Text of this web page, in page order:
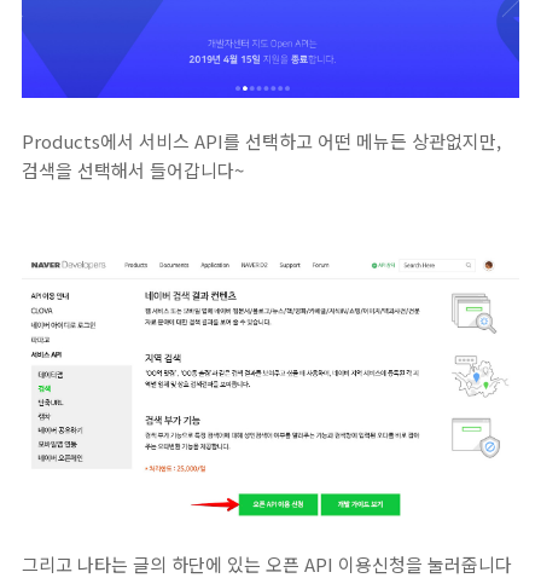
Products에서 서비스 API를 선택하고 어떤 메뉴든 상관없지만,
검색을 선택해서 들어갑니다~
그리고 나타는 글의 하단에 있는 오픈 API 이용신청을 눌러줍니다